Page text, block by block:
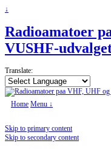
↓
Radioamatoer
VUSHF-
Translate:
Home Menu ↓
Skip to primary content
Skip to secondary content